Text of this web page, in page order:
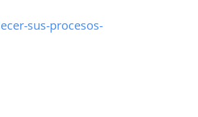
sus-procesos-